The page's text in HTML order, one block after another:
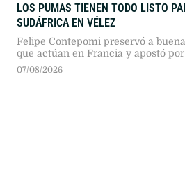
LOS PUMAS TIENEN TODO LISTO
SUDÁFRICA EN VÉLEZ
Felipe Contepomi preservó a
que actúan en Francia y apostó
poca experiencia para medirse con
07/08/2026